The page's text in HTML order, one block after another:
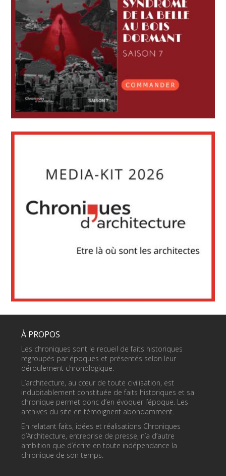
À PROPOS
Les chroniques sont le recueil de faits historiques
regroupés par époques et présentés selon leur
déroulement chronologique.
L’architecture, au cœur de toute civilisation, est
indubitablement constituée de faits historiques et sa
chronique permet donc d’en évoquer l’époque. Les
archives du site en témoignent abondamment.
En relatant faits, idées et réalisations Chroniques
d’Architecture, entreprise de presse, n’a d’autre
ambition que d’écrire en toute indépendance la
chronique de son temps.